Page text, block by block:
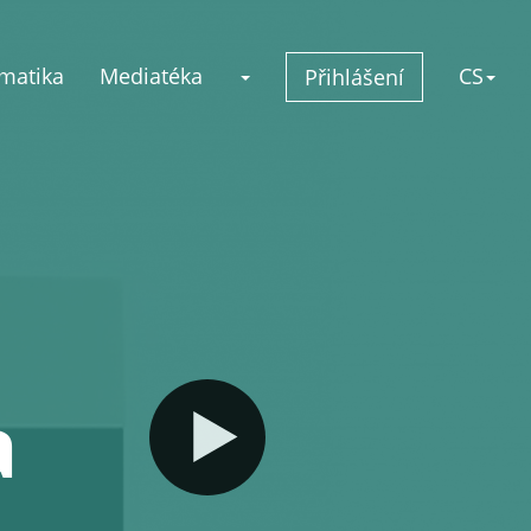
Mediatéka Přihlášení CS